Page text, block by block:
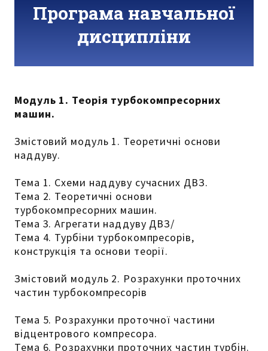
Програма навчальної
дисципліни
Модуль 1. Теорія турбокомпресорних
машин.
Змістовий модуль 1. Теоретичні основи
наддуву.
Тема 1. Схеми наддуву сучасних ДВЗ.
Тема 2. Теоретичні основи
турбокомпресорних машин.
Тема 3. Агрегати наддуву ДВЗ/
Тема 4. Турбіни турбокомпресорів,
конструкція та основи теорії.
Змістовий модуль 2. Розрахунки проточних
частин турбокомпресорів
Тема 5. Розрахунки проточної частини
відцентрового компресора.
Тема 6. Розрахунки проточних частин турбін.